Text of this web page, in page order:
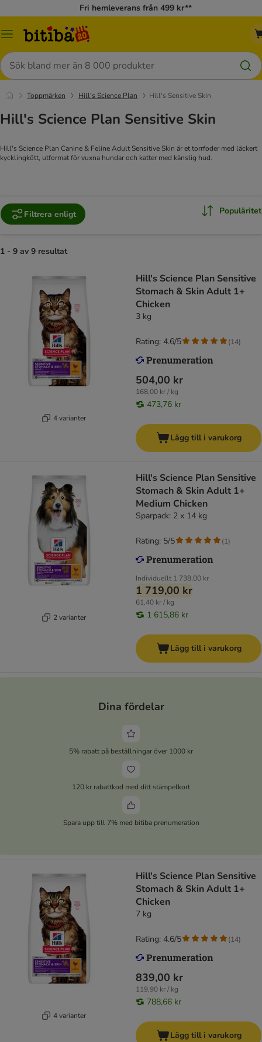
Fri hemleverans från 499 kr**
Meny
Sök
Toppmärken Hill's Science Plan Hill's Sensitive Skin
Hill's Science Plan Sensitive Skin
Hill's Science Plan Canine & Feline Adult Sensitive Skin är et torrfoder med läckert
kycklingkött, utformat för vuxna hundar och katter med känslig hud.
Filtrera enligt Populäritet
1 - 9 av 9 resultat
4 varianter
Hill's Science Plan Sensitive
Stomach & Skin Adult 1+
Chicken
3 kg
504,00 kr
168,00 kr / kg
473,76 kr
Rating: 4.6/5 (14)
Lägg till i varukorg
2 varianter
Hill's Science Plan Sensitive
Stomach & Skin Adult 1+
Medium Chicken
Sparpack: 2 x 14 kg
Individuellt 1 738,00 kr
1 719,00 kr
61,40 kr / kg
1 615,86 kr
Rating: 5/5 (1)
Lägg till i varukorg
Dina fördelar
5% rabatt på beställningar över 1000 kr
120 kr rabattkod med ditt stämpelkort
Spara upp till 7% med bitiba prenumeration
4 varianter
Hill's Science Plan Sensitive
Stomach & Skin Adult 1+
Chicken
7 kg
839,00 kr
119,90 kr / kg
788,66 kr
Rating: 4.6/5 (14)
Lägg till i varukorg